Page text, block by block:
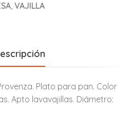
, VAJILLA
Plato para pan. Color
Apto lavavajillas. Diámetro: